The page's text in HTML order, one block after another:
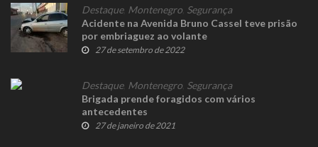
Destaque, Montenegro Segurança
Acidente na Avenida Bruno Cassel teve prisão
por embriaguez ao volante
27 de setembro de 2022
Destaque, Montenegro Segurança
Brigada prende foragidos com vários
antecedentes
27 de janeiro de 2021